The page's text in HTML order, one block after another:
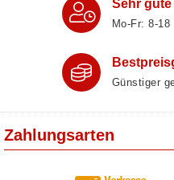
Sehr
Mo-Fr:
Günstiger
Zahlungsarten